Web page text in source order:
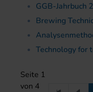
GGB-Jahrbuch
Brewing
Technology for
Seite 1
von 4